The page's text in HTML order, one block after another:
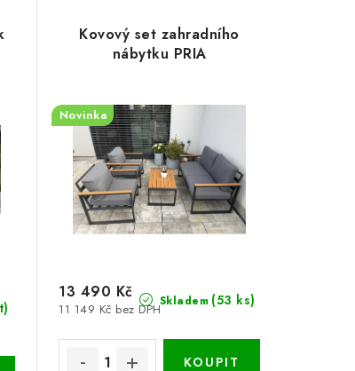
Kovový set zahradního
nábytku PRIA
Novinka
Skladem (53 ks)
11 149 Kč bez DPH
13 490 Kč